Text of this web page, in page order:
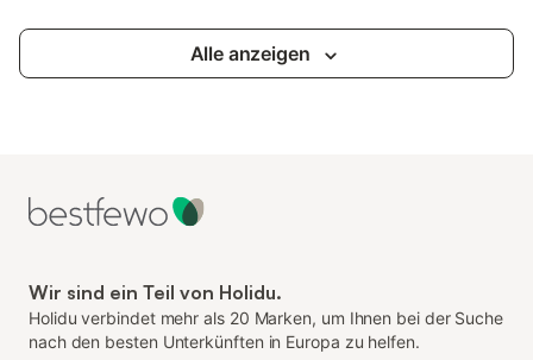
Alle anzeigen
Wir sind ein Teil von Holidu.
Holidu verbindet mehr als 20 Marken, um Ihnen bei der Suche
nach den besten Unterkünften in Europa zu helfen.